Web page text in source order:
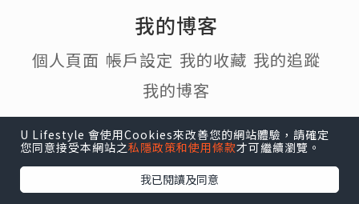
我的博客
個人頁面 帳戶設定 我的收藏 我的追蹤
我的博客
熱門話題
#寵物 #行山 #打卡 #食譜 #Cafe
U Lifestyle 會使用Cookies來改善您的網站體驗，請確定
您同意接受本網站之私隱政策和使用條款才可繼續瀏覽。
我已閱讀及同意